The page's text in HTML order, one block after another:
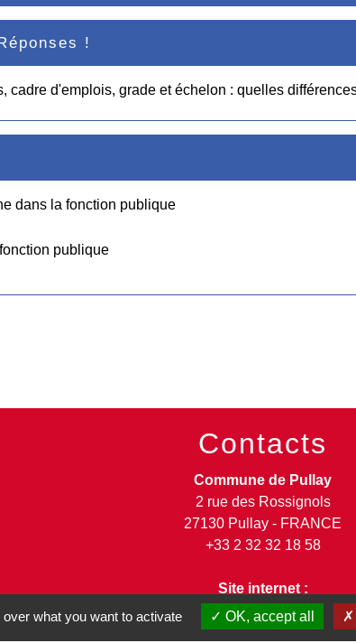
!
cadre d'emplois, grade et échelon : quelles
dans la fonction publique
publique
Contacts
Commune de Pullay
2 rue des Rossignols
27130 Pullay - FRANCE
+33 2 32 32 18 58
Site internet :
www.pullay.fr
what you want to activate OK, accept all